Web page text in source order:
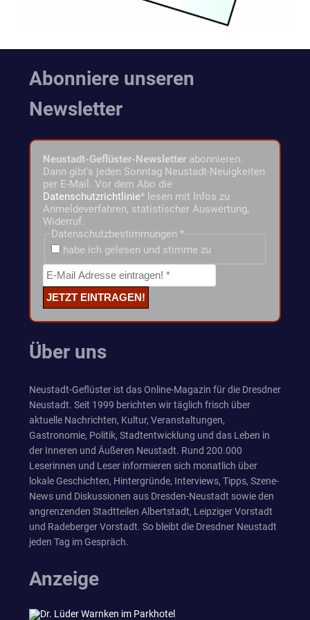
Abonniere unseren
Newsletter
Neustadt-Geflüster-Newsletter abonnieren.
Dann gibt's jeden Sonntag Neustadt-Neuigkeiten
per E-Mail. Vor dem Abo die
Datenschutzrichtlinie* lesen mit Infos zu
Anmeldeverfahren, statistischer Auswertung,
Widerruf.
Datenschutzbestimmungen *
habe ich gelesen und stimme zu
Über uns
Neustadt-Geflüster ist das Online-Magazin für die Dresdner
Neustadt. Seit 1999 berichten wir täglich frisch über
aktuelle Nachrichten, Kultur, Veranstaltungen,
Gastronomie, Politik, Stadtentwicklung und das Leben in
der Inneren und Äußeren Neustadt. Rund 200.000
Leserinnen und Leser informieren sich monatlich über
lokale Geschichten, Hintergründe, Interviews, Tipps, Szene-
News und Diskussionen aus Dresden-Neustadt sowie den
angrenzenden Stadtteilen Albertstadt, Leipziger Vorstadt
und Radeberger Vorstadt. So bleibt die Dresdner Neustadt
jeden Tag im Gespräch.
Anzeige